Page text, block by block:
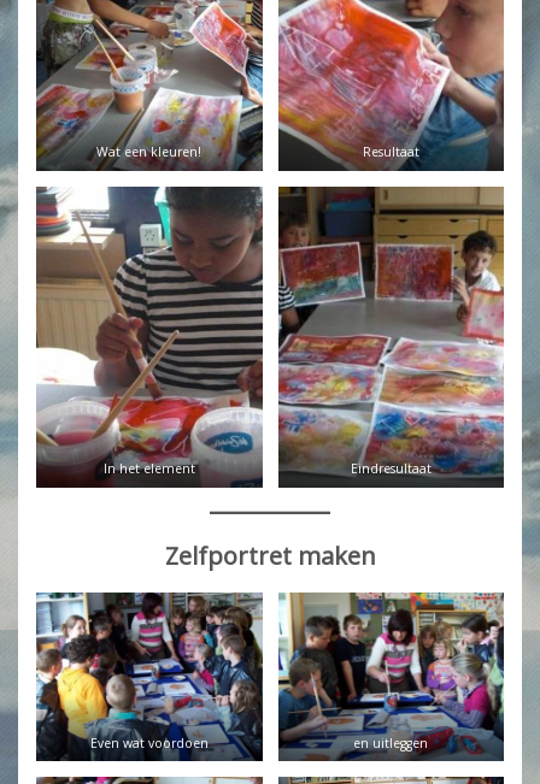
Wat een kleuren! Resultaat
In het element Eindresultaat
Zelfportret maken
Even wat voordoen en uitleggen